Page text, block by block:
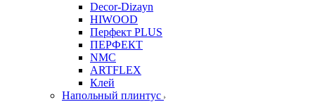
Decor-Dizayn
HIWOOD
Перфект PLUS
ПЕРФЕКТ
NMC
ARTFLEX
Клей
Напольный плинтус